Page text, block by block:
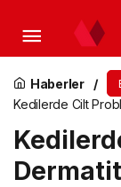
Haberler
Kedilerde Cilt
Kedilerin